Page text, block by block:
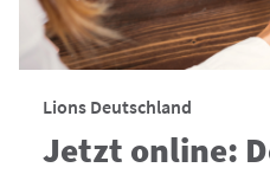
Lions Deutschland
Jetzt online: